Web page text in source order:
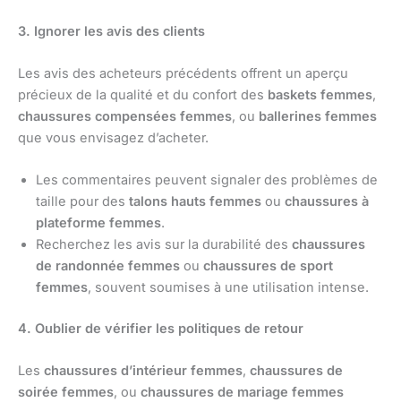
3. Ignorer les avis des clients
Les avis des acheteurs précédents offrent un aperçu
précieux de la qualité et du confort des baskets femmes,
chaussures compensées femmes, ou ballerines femmes
que vous envisagez d’acheter.
Les commentaires peuvent signaler des problèmes de
taille pour des talons hauts femmes ou chaussures à
plateforme femmes.
Recherchez les avis sur la durabilité des chaussures
de randonnée femmes ou chaussures de sport
femmes, souvent soumises à une utilisation intense.
4. Oublier de vérifier les politiques de retour
Les chaussures d’intérieur femmes, chaussures de
soirée femmes, ou chaussures de mariage femmes